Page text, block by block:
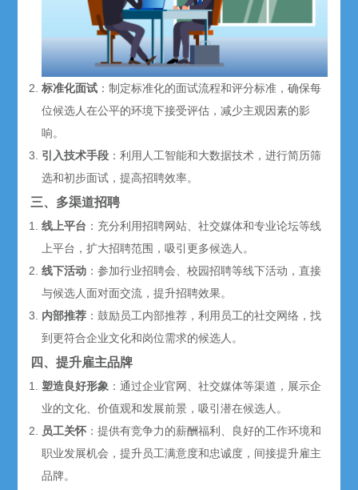
标准化面试 ：制定标准化的面试流程和评分标准，确保每
位候选人在公平的环境下接受评估，减少主观因素的影
响。
引入技术手段 ：利用人工智能和大数据技术，进行简历筛
选和初步面试，提高招聘效率。
三、多渠道招聘
线上平台 ：充分利用招聘网站、社交媒体和专业论坛等线
上平台，扩大招聘范围，吸引更多候选人。
线下活动 ：参加行业招聘会、校园招聘等线下活动，直接
与候选人面对面交流，提升招聘效果。
内部推荐 ：鼓励员工内部推荐，利用员工的社交网络，找
到更符合企业文化和岗位需求的候选人。
四、提升雇主品牌
塑造良好形象 ：通过企业官网、社交媒体等渠道，展示企
业的文化、价值观和发展前景，吸引潜在候选人。
员工关怀 ：提供有竞争力的薪酬福利、良好的工作环境和
职业发展机会，提升员工满意度和忠诚度，间接提升雇主
品牌。